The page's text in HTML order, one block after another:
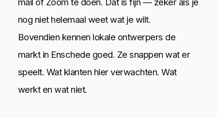
nog niet helemaal weet wat je wilt.
Bovendien kennen lokale ontwerpers de
markt in Enschede goed. Ze snappen wat er
speelt. Wat klanten hier verwachten. Wat
werkt en wat niet.